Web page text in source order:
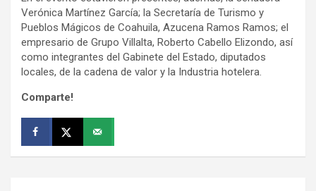
Verónica Martínez García; la Secretaría de Turismo y
Pueblos Mágicos de Coahuila, Azucena Ramos Ramos; el
empresario de Grupo Villalta, Roberto Cabello Elizondo, así
como integrantes del Gabinete del Estado, diputados
locales, de la cadena de valor y la Industria hotelera.
Comparte!